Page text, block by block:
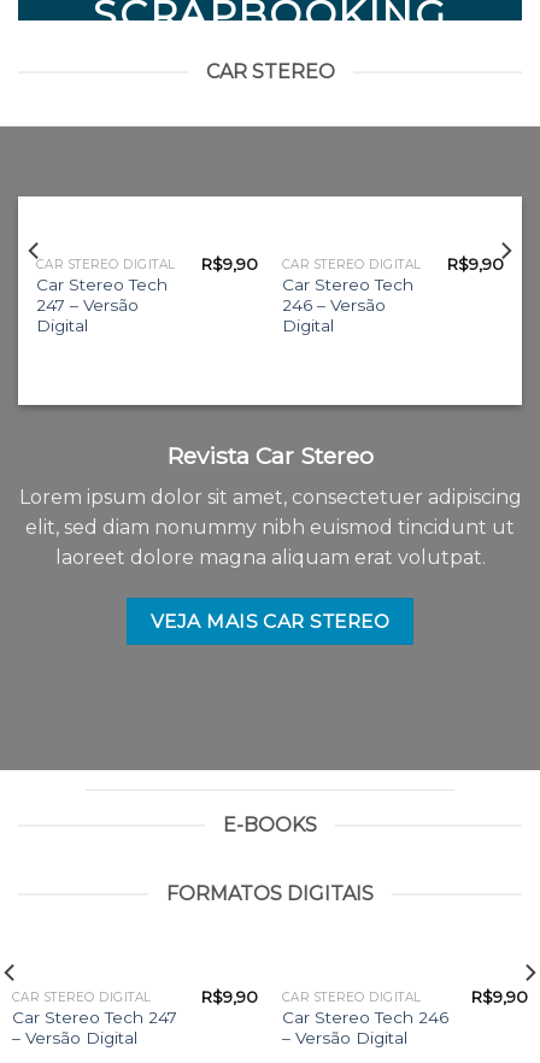
SCRAPBOOKING
CAR STEREO
CAR STEREO DIGITAL
Car Stereo Tech
247 – Versão
Digital
R$9,90 CAR STEREO DIGITAL
Car Stereo Tech
246 – Versão
Digital
R$9,90
Revista Car Stereo
Lorem ipsum dolor sit amet, consectetuer adipiscing
elit, sed diam nonummy nibh euismod tincidunt ut
laoreet dolore magna aliquam erat volutpat.
VEJA MAIS CAR STEREO
E-BOOKS
FORMATOS DIGITAIS
CAR STEREO DIGITAL
Car Stereo Tech 247
– Versão Digital
R$9,90 CAR STEREO DIGITAL
Car Stereo Tech 246
– Versão Digital
R$9,90